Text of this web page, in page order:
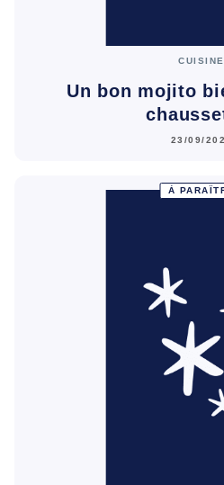
CUISINE
Un bon mojito
23/09/
À